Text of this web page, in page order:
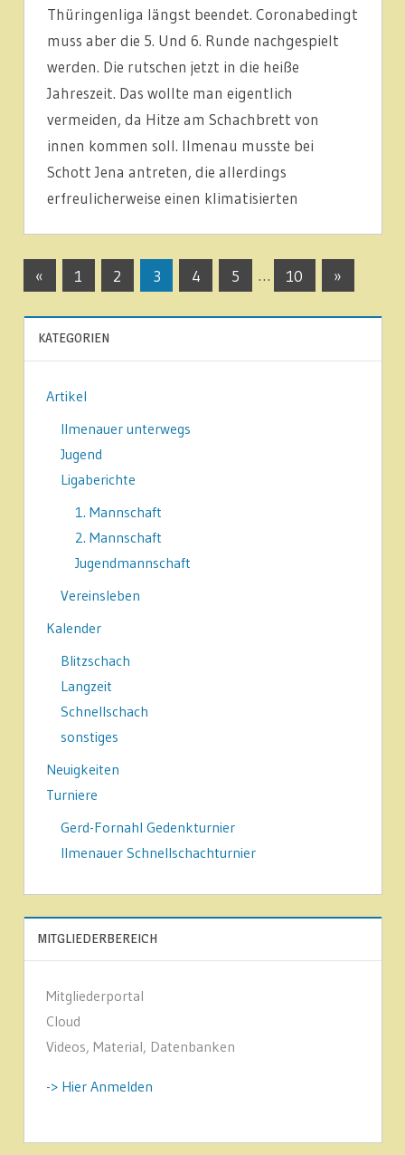
Thüringenliga längst beendet. Coronabedingt
muss aber die 5. Und 6. Runde nachgespielt
werden. Die rutschen jetzt in die heiße
Jahreszeit. Das wollte man eigentlich
vermeiden, da Hitze am Schachbrett von
innen kommen soll. Ilmenau musste bei
Schott Jena antreten, die allerdings
erfreulicherweise einen klimatisierten
MANNSCHAFT
NEUIGKEITEN
Seitennummerierung
der
Beiträge
« Vorherige
1 2 3 4 5 … 10
Nächste
»
KATEGORIEN
Artikel
Ilmenauer unterwegs
Jugend
Ligaberichte
1. Mannschaft
2. Mannschaft
Jugendmannschaft
Vereinsleben
Kalender
Blitzschach
Langzeit
Schnellschach
sonstiges
Neuigkeiten
Turniere
Gerd-Fornahl Gedenkturnier
Ilmenauer Schnellschachturnier
MITGLIEDERBEREICH
Mitgliederportal
Cloud
Videos, Material, Datenbanken
-> Hier Anmelden